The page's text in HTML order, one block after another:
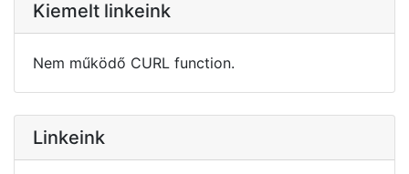
Kiemelt linkeink
Nem működő CURL function.
Linkeink